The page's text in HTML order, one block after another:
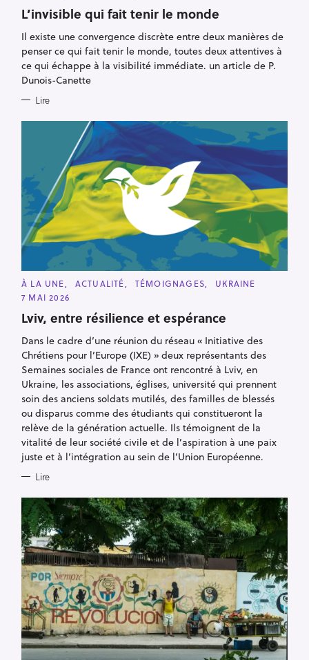
T
E
O
I
E
S
L’invisible qui fait tenir le monde
Il existe une convergence discrète entre deux manières de
penser ce qui fait tenir le monde, toutes deux attentives à
ce qui échappe à la visibilité immédiate. un article de P.
Dunois-Canette
Lire
C
T
G
R
I
E
S
À LA UNE ACTUALITÉ TÉMOIGNAGES
UKRAINE
7 MAI 2026
Lviv, entre résilience et espérance
Dans le cadre d’une réunion du réseau « Initiative des
Chrétiens pour l’Europe (IXE) » deux représentants des
Semaines sociales de France ont rencontré à Lviv, en
Ukraine, les associations, églises, université qui prennent
soin des anciens soldats mutilés, des familles de blessés
ou disparus comme des étudiants qui constitueront la
relève de la génération actuelle. Ils témoignent de la
vitalité de leur société civile et de l’aspiration à une paix
juste et à l’intégration au sein de l’Union Européenne.
Lire